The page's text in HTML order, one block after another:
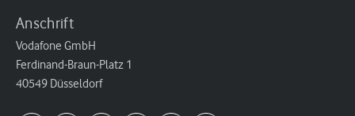
Anschrift
Vodafone GmbH
Ferdinand-Braun-Platz 1
40549 Düsseldorf